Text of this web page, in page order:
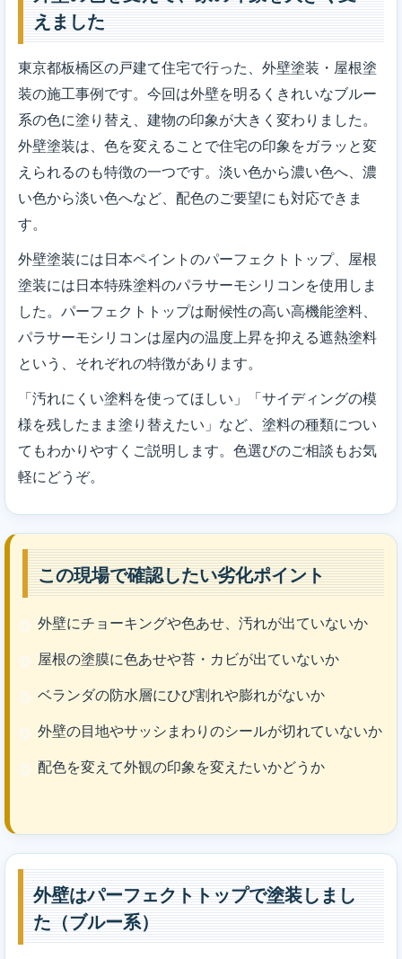
えました
東京都板橋区の戸建て住宅で行った、外壁塗装・屋根塗
装の施工事例です。今回は外壁を明るくきれいなブルー
系の色に塗り替え、建物の印象が大きく変わりました。
外壁塗装は、色を変えることで住宅の印象をガラッと変
えられるのも特徴の一つです。淡い色から濃い色へ、濃
い色から淡い色へなど、配色のご要望にも対応できま
す。
外壁塗装には日本ペイントのパーフェクトトップ、屋根
塗装には日本特殊塗料のパラサーモシリコンを使用しま
した。パーフェクトトップは耐候性の高い高機能塗料、
パラサーモシリコンは屋内の温度上昇を抑える遮熱塗料
という、それぞれの特徴があります。
「汚れにくい塗料を使ってほしい」「サイディングの模
様を残したまま塗り替えたい」など、塗料の種類につい
てもわかりやすくご説明します。色選びのご相談もお気
軽にどうぞ。
この現場で確認したい劣化ポイント
外壁にチョーキングや色あせ、汚れが出ていないか
屋根の塗膜に色あせや苔・カビが出ていないか
ベランダの防水層にひび割れや膨れがないか
外壁の目地やサッシまわりのシールが切れていないか
配色を変えて外観の印象を変えたいかどうか
外壁はパーフェクトトップで塗装しまし
た（ブルー系）